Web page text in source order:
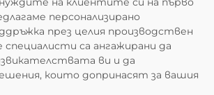
персонализирано
през целия производствен
са ангажирани да
ви и да
които допринасят за вашия